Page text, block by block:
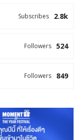
2.8k
Subscribes
524
Followers
849
Followers